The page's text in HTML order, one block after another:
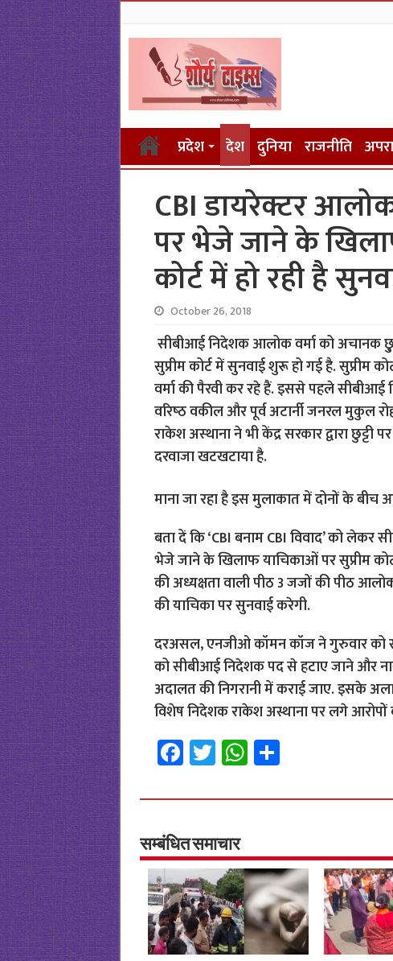
प्रदेश देश दुनिया राजनीति
CBI डायरेक्टर
पर भेजे जाने के
कोर्ट में हो रही है
October 26, 2018
सीबीआई निदेशक आलोक वर्मा को अचानक
सुप्रीम कोर्ट में सुनवाई शुरू हो गई है. सुप्रीम
वर्मा की पैरवी कर रहे हैं. इससे पहले
वरिष्‍ठ वकील और पूर्व अटार्नी जनरल मुकुल
राकेश अस्‍थाना ने भी केंद्र सरकार द्वारा
दरवाजा खटखटाया है.
माना जा रहा है इस मुलाकात में दोनों के
बता दें कि ‘CBI बनाम CBI विवाद’ को लेकर
भेजे जाने के खिलाफ याचिकाओं पर सुप्रीम
की अध्यक्षता वाली पीठ 3 जजों की पीठ
की याचिका पर सुनवाई करेगी.
दरअसल, एनजीओ कॉमन कॉज ने गुरुवार को
को सीबीआई निदेशक पद से हटाए जाने और
अदालत की निगरानी में कराई जाए. इसके
विशेष निदेशक राकेश अस्थाना पर लगे आरोपों
Fa
ce
b
o
o
k
T
wi
tt
er
W
h
at
p
p
S
h
ar
सम्बंधित समाचार